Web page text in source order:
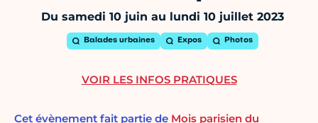
Du samedi 10 juin au lundi 10 juillet 2023
Balades urbaines Expos Photos
Cet évènement fait partie de Mois parisien du
VOIR LES INFOS PRATIQUES